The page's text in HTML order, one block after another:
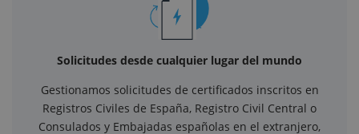
Solicitudes desde cualquier lugar del mundo
Gestionamos solicitudes de certificados inscritos en
Registros Civiles de España, Registro Civil Central o
Consulados y Embajadas españolas en el extranjero,